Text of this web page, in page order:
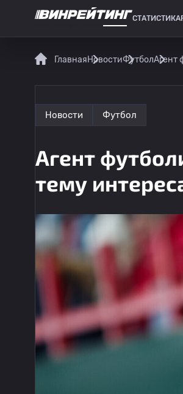
СТАТИСТИКА
ГлавнаяНовостиФутболАгент
Новости Футбол
Агент
тему